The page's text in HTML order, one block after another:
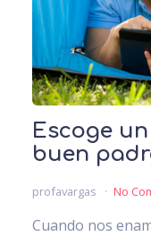
Escoge
buen
profavargas No
Cuando nos